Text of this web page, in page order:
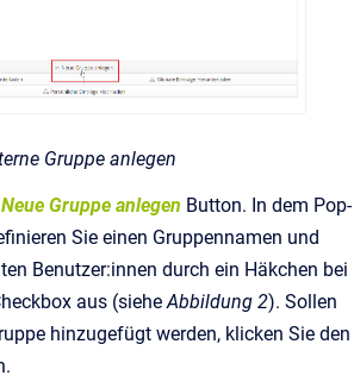
Gruppe anlegen
Gruppe anlegen Button. In dem Pop-
Sie einen Gruppennamen und
Benutzer:innen durch ein Häkchen bei
aus (siehe Abbildung 2). Sollen
hinzugefügt werden, klicken Sie den